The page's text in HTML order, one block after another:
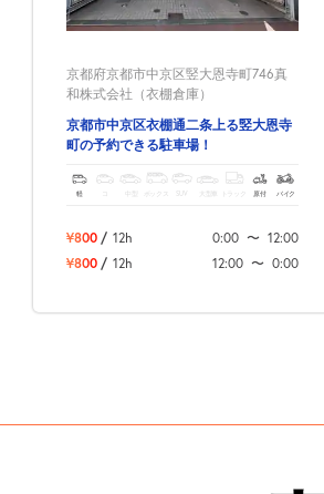
京都府京都市中京区竪大恩寺町746真
和株式会社（衣棚倉庫）
京都市中京区衣棚通二条上る竪大恩寺
町の予約できる駐車場！
軽 ボックス SUV トラック 原付 バイク
¥800 / 12h 0:00 〜 12:00
¥800 / 12h 12:00 〜 0:00